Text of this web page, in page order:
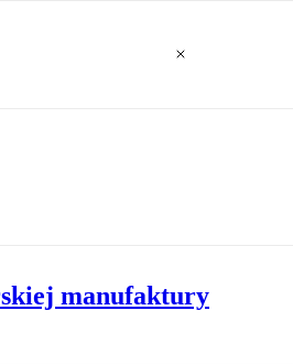
manufaktury